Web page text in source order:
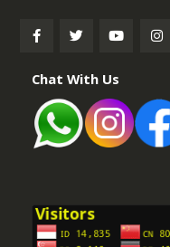
Chat With Us